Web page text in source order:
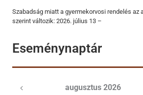
Szabadság miatt a gyermekorvosi rendelés az
szerint változik: 2026. július 13 –
Eseménynaptár
augusztus 2026